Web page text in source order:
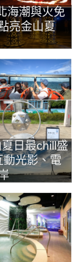
海潮與火免
亮金山夏
日最chill盛
動光影、電